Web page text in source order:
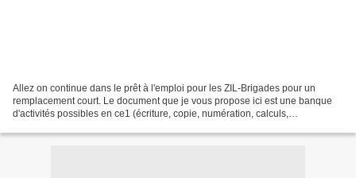
Allez on continue dans le prêt à l'emploi pour les ZIL-Brigades pour un
remplacement court. Le document que je vous propose ici est une banque
d'activités possibles en ce1 (écriture, copie, numération, calculs,